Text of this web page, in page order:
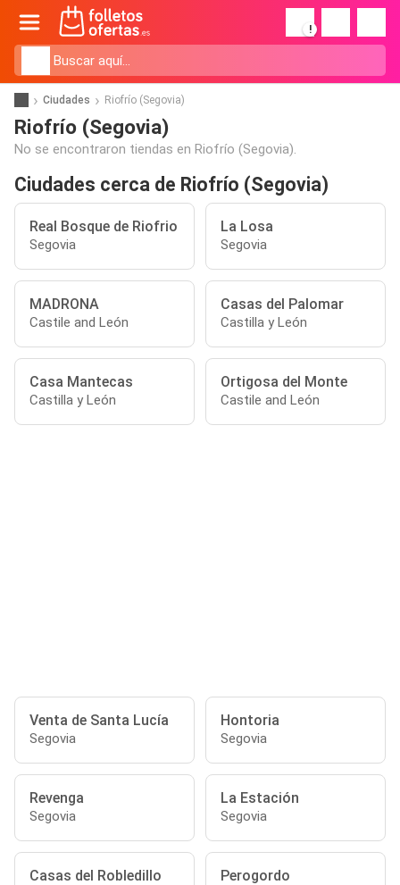
!
Ciudades Riofrío (Segovia)
Riofrío (Segovia)
No se encontraron tiendas en Riofrío (Segovia).
Ciudades cerca de Riofrío (Segovia)
Real Bosque de Riofrio
Segovia
La Losa
Segovia
MADRONA
Castile and León
Casas del Palomar
Castilla y León
Casa Mantecas
Castilla y León
Ortigosa del Monte
Castile and León
Venta de Santa Lucía
Segovia
Hontoria
Segovia
Revenga
Segovia
La Estación
Segovia
Casas del Robledillo Perogordo